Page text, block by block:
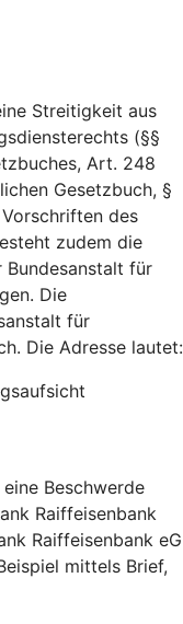
Streitigkeit aus
(§§
Art. 248
Gesetzbuch, §
des
zudem die
Bundesanstalt für
Die
für
Die Adresse lautet:
Beschwerde
Raiffeisenbank
Raiffeisenbank eG
mittels Brief,